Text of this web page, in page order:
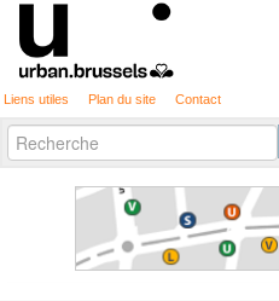
Liens utiles Plan du site Contact
Chercher par
Recherche
avancée…